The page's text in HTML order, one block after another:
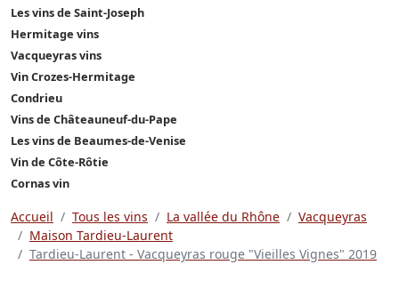
Les vins de Saint-Joseph
Hermitage vins
Vacqueyras vins
Vin Crozes-Hermitage
Condrieu
Vins de Châteauneuf-du-Pape
Les vins de Beaumes-de-Venise
Vin de Côte-Rôtie
Cornas vin
Accueil Tous les vins La vallée du Rhône
Vacqueyras
Maison Tardieu-Laurent
Tardieu-Laurent - Vacqueyras rouge "Vieilles Vignes" 2019